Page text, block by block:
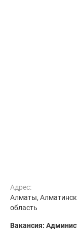
Адрес:
Алматы,
область
Вакансия: